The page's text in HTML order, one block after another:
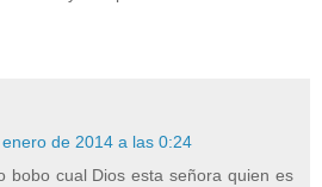
de 2014 a las 0:24
bobo cual Dios esta señora quien es